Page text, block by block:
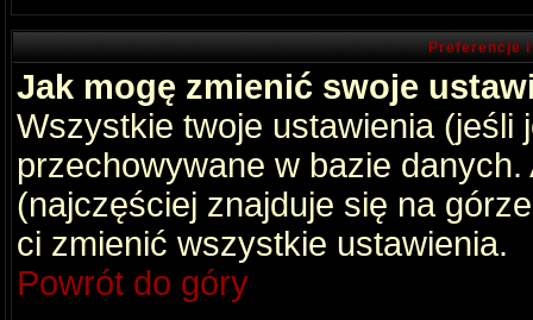
Preferencje
Jak mogę zmienić swoje
Wszystkie twoje ustawienia (jeśli
przechowywane w bazie
(najczęściej znajduje się na
ci zmienić wszystkie ustawienia.
Powrót do góry